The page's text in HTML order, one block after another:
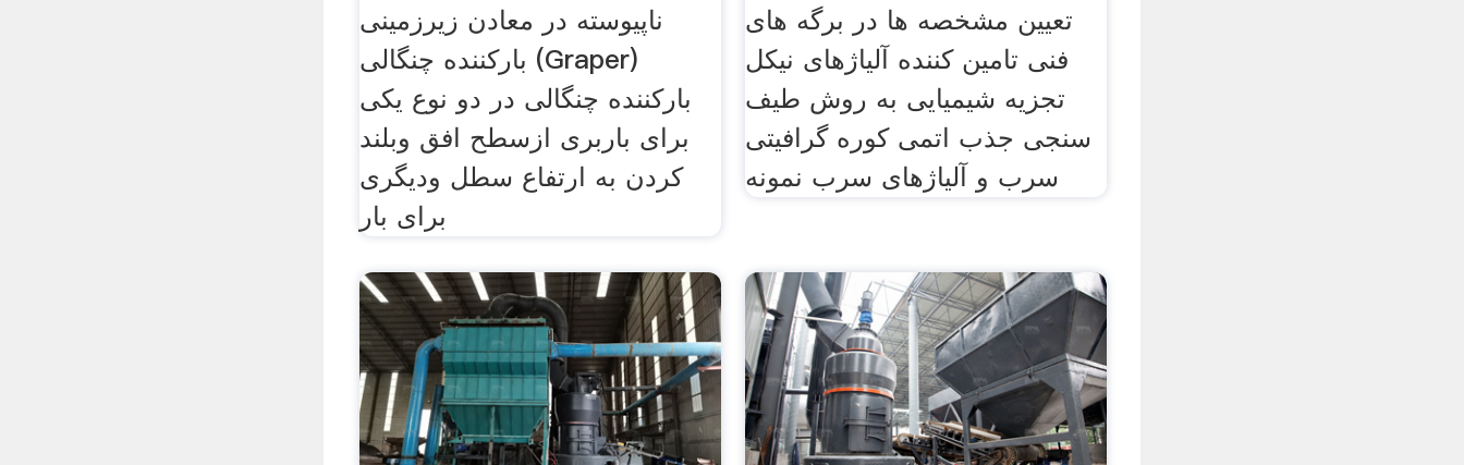
ناپیوسته در معادن زیرزمینی
بارکننده چنگالی (Graper)
بارکننده چنگالی در دو نوع یکی
برای باربری ازسطح افق وبلند
کردن به ارتفاع سطل ودیگری
برای بار
تعیین مشخصه ها در برگه های
فنی تامین کننده آلیاژهای نیکل
تجزیه شیمیایی به روش طیف
سنجی جذب اتمی کوره گرافیتی
سرب و آلیاژهای سرب نمونه